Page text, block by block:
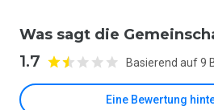
Was sagt die
1.7 Basierend auf 9
Eine Bewertung